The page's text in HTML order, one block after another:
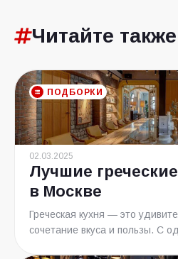
Читайте также
ПОДБОРКИ
02.03.2025
Лучшие
в Москве
Греческая кухня — это
сочетание вкуса и пользы. С